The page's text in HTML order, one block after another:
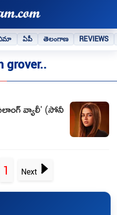
ఏపీ తెలంగాణ REVIEWS
grover..
వ్యాలీ' (సోనీ
1 Next